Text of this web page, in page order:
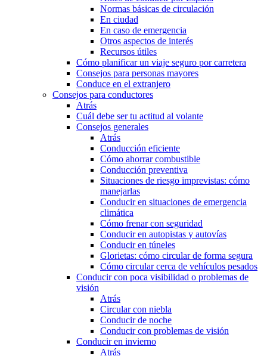
Normas básicas de circulación
En ciudad
En caso de emergencia
Otros aspectos de interés
Recursos útiles
Cómo planificar un viaje seguro por carretera
Consejos para personas mayores
Conduce en el extranjero
Consejos para conductores
Atrás
Cuál debe ser tu actitud al volante
Consejos generales
Atrás
Conducción eficiente
Cómo ahorrar combustible
Conducción preventiva
Situaciones de riesgo imprevistas: cómo
manejarlas
Conducir en situaciones de emergencia
climática
Cómo frenar con seguridad
Conducir en autopistas y autovías
Conducir en túneles
Glorietas: cómo circular de forma segura
Cómo circular cerca de vehículos pesados
Conducir con poca visibilidad o problemas de
visión
Atrás
Circular con niebla
Conducir de noche
Conducir con problemas de visión
Conducir en invierno
Atrás